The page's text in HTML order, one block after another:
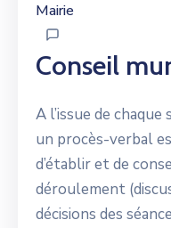
Mairie
Conseil
A l’issue de
un procès-verbal
d’établir et de
déroulement
décisions des